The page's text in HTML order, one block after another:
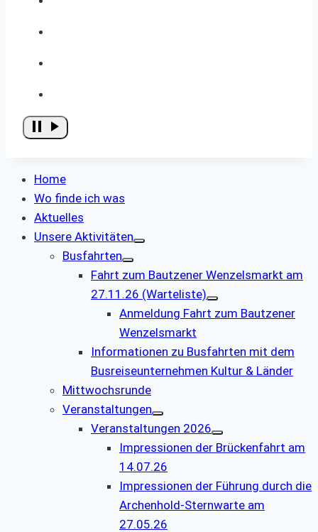
Home
Wo finde ich was
Aktuelles
Unsere Aktivitäten
Busfahrten
Fahrt zum Bautzener Wenzelsmarkt am
27.11.26 (Warteliste)
Anmeldung Fahrt zum Bautzener
Wenzelsmarkt
Informationen zu Busfahrten mit dem
Busreiseunternehmen Kultur & Länder
Mittwochsrunde
Veranstaltungen
Veranstaltungen 2026
Impressionen der Brückenfahrt am
14.07.26
Impressionen der Führung durch die
Archenhold-Sternwarte am
27.05.26